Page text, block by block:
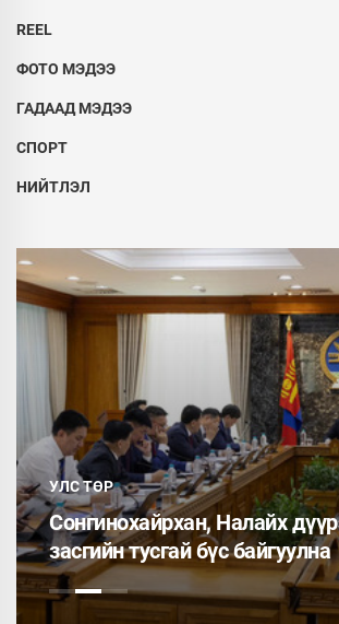
REEL
ФОТО МЭДЭЭ
ГАДААД МЭДЭЭ
СПОРТ
НИЙТЛЭЛ
УЛС ТӨР
Сонгинохайрхан, Налайх
засгийн тусгай бүс байгуулна